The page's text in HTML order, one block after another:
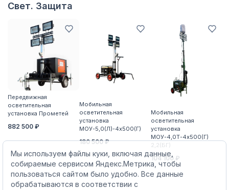
Свет. Защита
Передвижная
осветительная
установка Прометей
882 500 ₽
Мобильная
осветительная
установка
МОУ-5,0(Л)-4х500(Г)
180 500 ₽
Мобильная
осветительная
установка
МОУ-4,0Т-4х500(Г)
2,2(БГ)
104 100 ₽
Мы используем файлы куки, включая данные,
собираемые сервисом Яндекс.Метрика, чтобы
пользоваться сайтом было удобно. Все данные
обрабатываются в соответствии с